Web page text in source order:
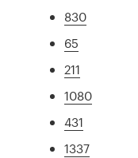
830
65
211
1080
431
1337